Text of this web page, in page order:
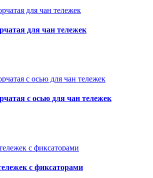
для чан тележек
с осью для чан тележек
с фиксаторами